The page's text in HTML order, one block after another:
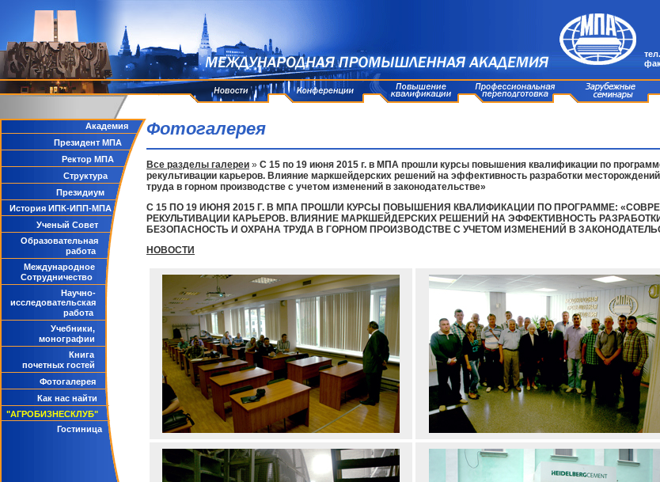
Академия
Президент МПА
Ректор МПА
Структура
Президиум
История ИПК-ИПП-МПА
Ученый Совет
Образовательная
работа
Международное
Сотрудничество
Научно-
исследовательская
работа
Учебники,
монографии
Книга
почетных гостей
Фотогалерея
Как нас найти
"АГРОБИЗНЕСКЛУБ"
Гостиница
Фотогалерея
Все разделы галереи » С 15 по 19 июня 2015 г. в МПА прошли курсы повышения квалификации по
рекультивации карьеров. Влияние маркшейдерских решений на эффективность разработки
труда в горном производстве с учетом изменений в законодательстве»
С 15 ПО 19 ИЮНЯ 2015 Г. В МПА ПРОШЛИ КУРСЫ ПОВЫШЕНИЯ КВАЛИФИКАЦИИ ПО ПРОГРАММЕ:
РЕКУЛЬТИВАЦИИ КАРЬЕРОВ. ВЛИЯНИЕ МАРКШЕЙДЕРСКИХ РЕШЕНИЙ НА ЭФФЕКТИВНОСТЬ
БЕЗОПАСНОСТЬ И ОХРАНА ТРУДА В ГОРНОМ ПРОИЗВОДСТВЕ С УЧЕТОМ ИЗМЕНЕНИЙ В
НОВОСТИ